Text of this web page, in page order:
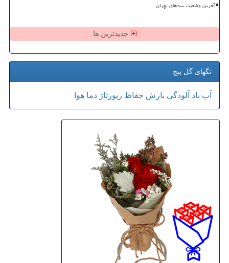
آخرین وضعیت سدهای تهران
جدیدترین ها
تگهای گل پیچ
آب باد آلودگی بارش حفاظ رپورتاژ دما هوا